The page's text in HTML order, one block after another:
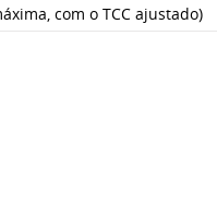
com o TCC ajustado)